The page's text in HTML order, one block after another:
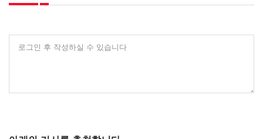
로그인 후 작성하실 수 있습니다